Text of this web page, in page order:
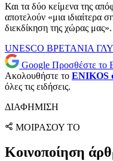
Και τα δύο κείμενα της
αποτελούν «μια ιδιαίτερα
διεκδίκηση της χώρας μας».
UNESCO ΒΡΕΤΑΝΙΑ
Google Προσθέστε το
Ακολουθήστε το ENIKOS
όλες τις ειδήσεις.
ΔΙΑΦΗΜΙΣΗ
ΜΟΙΡΑΣΟΥ ΤΟ
Κοινοποίηση